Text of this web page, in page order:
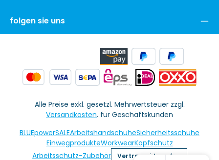
folgen sie uns
Alle Preise exkl. gesetzl. Mehrwertsteuer zzgl.
Versandkosten. für Geschäftskunden
BLUEpowerSALEArbeitshandschuheSicherheitsschuhe
EinwegprodukteWorkwearKopfschutz
Arbeitsschutz-Zubehör
Vertrag widerrufen